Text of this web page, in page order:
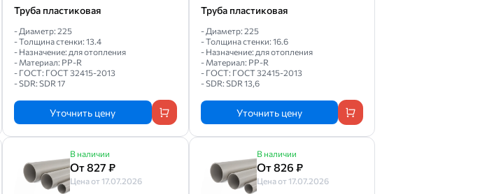
Труба пластиковая
- Диаметр: 225
- Толщина стенки: 13.4
- Назначение: для отопления
- Материал: PP-R
- ГОСТ: ГОСТ 32415-2013
- SDR: SDR 17
Уточнить цену
Труба пластиковая
- Диаметр: 225
- Толщина стенки: 16.6
- Назначение: для отопления
- Материал: PP-R
- ГОСТ: ГОСТ 32415-2013
- SDR: SDR 13,6
Уточнить цену
В наличии
От 827 ₽
Цена от 17.07.2026
В наличии
От 826 ₽
Цена от 17.07.2026